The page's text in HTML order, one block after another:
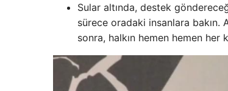
Sular altında, destek
sürece oradaki insanlara bakın.
sonra, halkın hemen hemen her